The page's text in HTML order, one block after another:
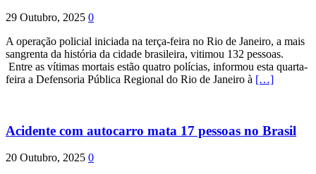
29 Outubro, 2025 0
A operação policial iniciada na terça-feira no Rio de Janeiro, a mais
sangrenta da história da cidade brasileira, vitimou 132 pessoas.
Entre as vítimas mortais estão quatro polícias, informou esta quarta-
feira a Defensoria Pública Regional do Rio de Janeiro à […]
Acidente com autocarro mata 17 pessoas no Brasil
20 Outubro, 2025 0